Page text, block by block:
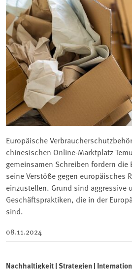
Europäische
chinesischen Online-Marktplatz
gemeinsamen Schreiben fordern die
seine Verstöße gegen europäisches
einzustellen. Grund sind aggressive
Geschäftspraktiken, die in der
sind.
08.11.2024
Nachhaltigkeit | Strategien |